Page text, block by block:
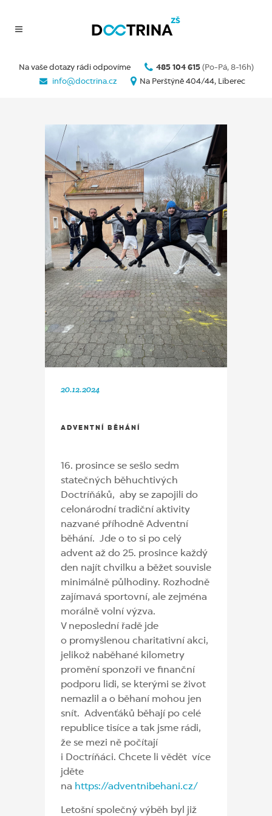
Na vaše dotazy rádi odpovíme 485 104 615 (Po-Pá, 8-16h)
info@doctrina.cz
Na Perštýně 404/44, Liberec
20.12.2024
ADVENTNÍ BĚHÁNÍ
16. prosince se sešlo sedm
statečných běhuchtivých
Doctríňáků, aby se zapojili do
celonárodní tradiční aktivity
nazvané příhodně Adventní
běhání. Jde o to si po celý
advent až do 25. prosince každý
den najít chvilku a běžet souvisle
minimálně půlhodiny. Rozhodně
zajímavá sportovní, ale zejména
morálně volní výzva.
V neposlední řadě jde
o promyšlenou charitativní akci,
jelikož naběhané kilometry
promění sponzoři ve finanční
podporu lidi, se kterými se život
nemazlil a o běhaní mohou jen
snít. Advenťáků běhají po celé
republice tisíce a tak jsme rádi,
že se mezi ně počítají
i Doctríňáci. Chcete li vědět více
jděte
na https://adventnibehani.cz/
Letošní společný výběh byl již